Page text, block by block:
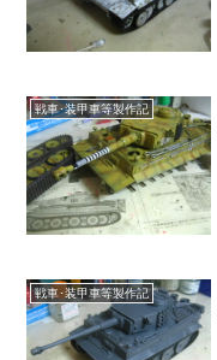
戦車･装甲車等製作記
戦車･装甲車等製作記